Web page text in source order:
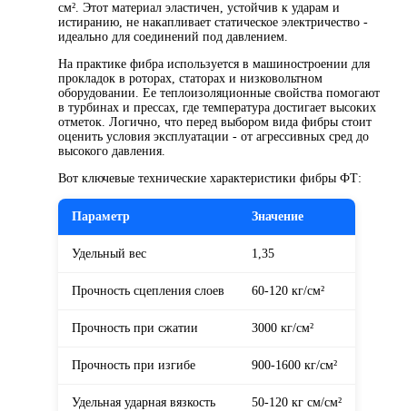
см². Этот материал эластичен, устойчив к ударам и
истиранию, не накапливает статическое электричество -
идеально для соединений под давлением.
На практике фибра используется в машиностроении для
прокладок в роторах, статорах и низковольтном
оборудовании. Ее теплоизоляционные свойства помогают
в турбинах и прессах, где температура достигает высоких
отметок. Логично, что перед выбором вида фибры стоит
оценить условия эксплуатации - от агрессивных сред до
высокого давления.
Вот ключевые технические характеристики фибры ФТ:
Параметр Значение
Удельный вес 1,35
Прочность сцепления слоев 60-120 кг/см²
Прочность при сжатии 3000 кг/см²
Прочность при изгибе 900-1600 кг/см²
Удельная ударная вязкость 50-120 кг см/см²